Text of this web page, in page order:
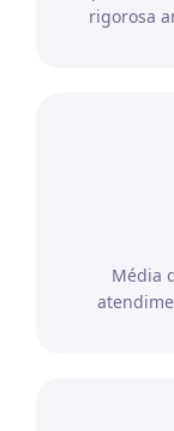
rigorosa
Média